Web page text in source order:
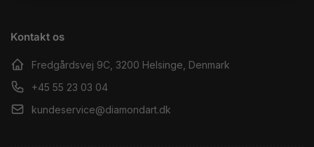
Kontakt os
Fredgårdsvej 9C, 3200 Helsinge, Denmark
+45 55 23 03 04
kundeservice@diamondart.dk